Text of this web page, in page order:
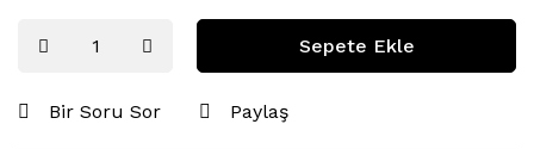
Sepete Ekle
Bir Soru Sor Paylaş